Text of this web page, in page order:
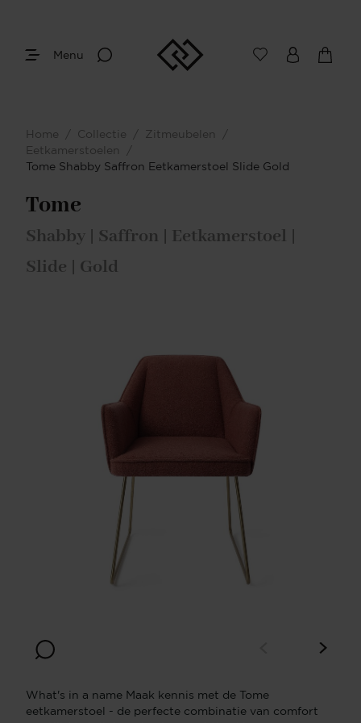
Menu
Home / Collectie / Zitmeubelen
/
Eetkamerstoelen
/
Tome Shabby Saffron Eetkamerstoel Slide Gold
Tome
Shabby | Saffron | Eetkamerstoel |
Slide | Gold
What's in a name Maak kennis met de Tome
eetkamerstoel - de perfecte combinatie van comfort